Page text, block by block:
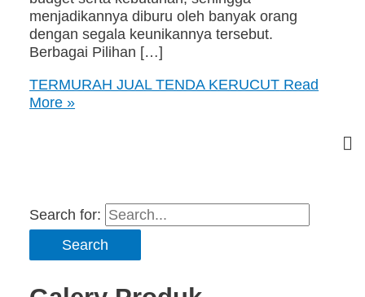
menjadikannya diburu oleh banyak orang
dengan segala keunikannya tersebut.
Berbagai Pilihan […]
TERMURAH JUAL TENDA KERUCUT Read
More »
Search for: